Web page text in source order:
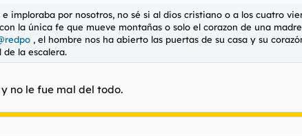
imploraba por nosotros, no sé si al dios cristiano o a los cuatro
la única fe que mueve montañas o solo el corazon de una
, el hombre nos ha abierto las puertas de su casa y su
la escalera.
no le fue mal del todo.